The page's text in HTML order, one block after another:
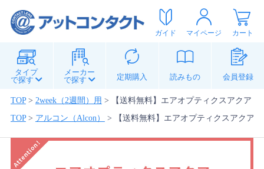
ガイド マイページ カート
タイプ
で探す
メーカー
で探す
定期購入 読みもの 会員登録
TOP> 2week（2週間）用 >
【送料無料】エアオプティクスアクア 8
TOP> アルコン（Alcon） > 【送料無料】エアオプティクスアクア 8